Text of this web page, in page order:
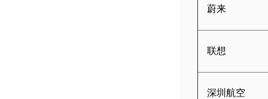
蔚来
联想
深圳航空